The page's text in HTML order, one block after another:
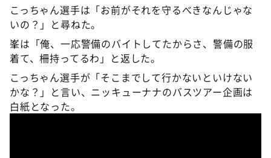
こっちゃん選手は「お前がそれを守るべきなんじゃな
いの？」と尋ねた。
峯は「俺、一応警備のバイトしてたからさ、警備の服
着て、柵持ってるわ」と返した。
こっちゃん選手が「そこまでして行かないといけない
かな？」と言い、ニッキューナナのバスツアー企画は
白紙となった。